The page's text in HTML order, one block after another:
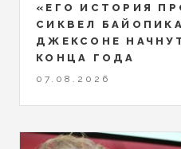
«ЕГО ИСТОРИЯ
СИКВЕЛ
ДЖЕКСОНЕ
КОНЦА ГОДА
07.08.2026